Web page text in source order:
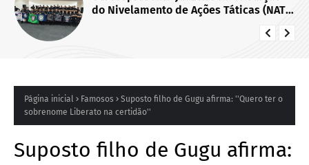
do Nivelamento de Ações Táticas (NAT-
Página inicial Famosos
Suposto filho de Gugu afirma: ''Quero ter o
sobrenome Liberato na certidão''
Suposto filho de Gugu afirma: